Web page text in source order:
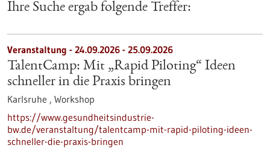
Ihre Suche ergab folgende Treffer:
Veranstaltung - 24.09.2026 - 25.09.2026
TalentCamp: Mit „Rapid Piloting“ Ideen
schneller in die Praxis bringen
Karlsruhe , Workshop
https://www.gesundheitsindustrie-
bw.de/veranstaltung/talentcamp-mit-rapid-piloting-ideen-
schneller-die-praxis-bringen